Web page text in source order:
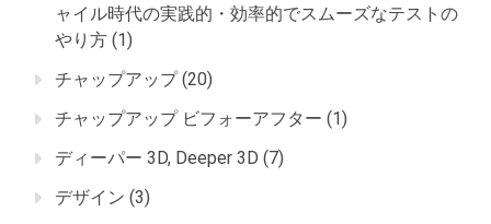
ャイル時代の実践的・効率的でスムーズなテストの
やり方 (1)
チャップアップ(20)
チャップアップ ビフォーアフター (1)
ディーパー 3D, Deeper 3D (7)
デザイン (3)